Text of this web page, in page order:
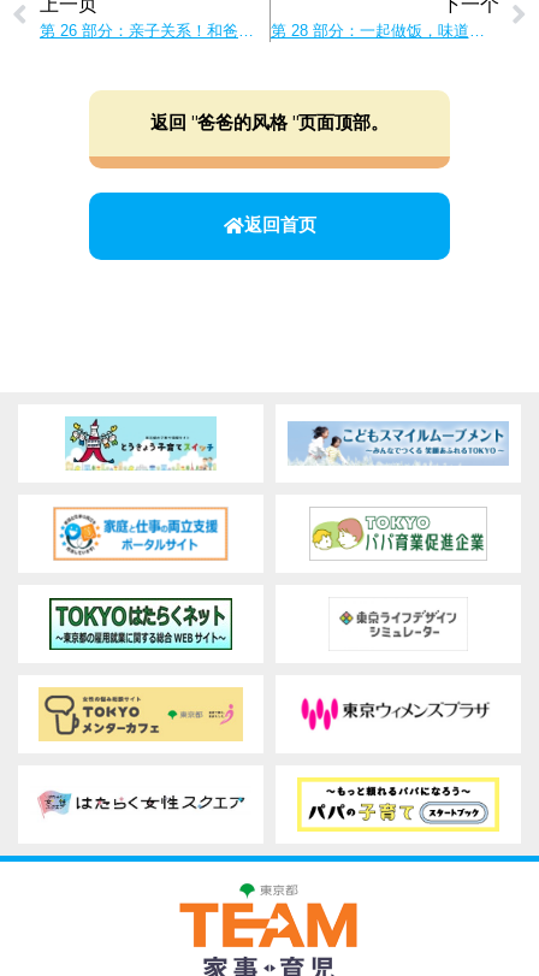
上一页
第 26 部分：亲子关系！和爸爸一起洗澡
下一个
第 28 部分：一起做饭，味道更好！父母和孩子一起做饭
返回 "爸爸的风格 "页面顶部。
返回首页